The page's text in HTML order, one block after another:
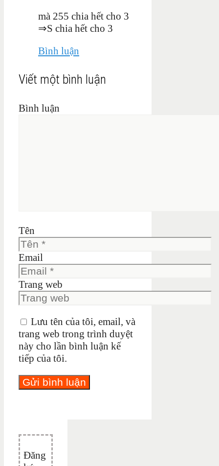
mà 255 chia hết cho 3
⇒S chia hết cho 3
Bình luận
Viết một bình luận
Bình luận
Tên
Email
Trang web
Lưu tên của tôi, email, và
trang web trong trình duyệt
này cho lần bình luận kế
tiếp của tôi.
Đăng